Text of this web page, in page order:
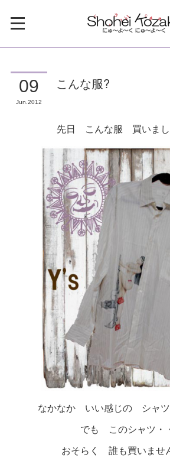
09
Jun 2012
こんな服?
先日 こんな服 買いまし
なかなか いい感じの シャツ
でも このシャツ・
おそらく 誰も買いませ